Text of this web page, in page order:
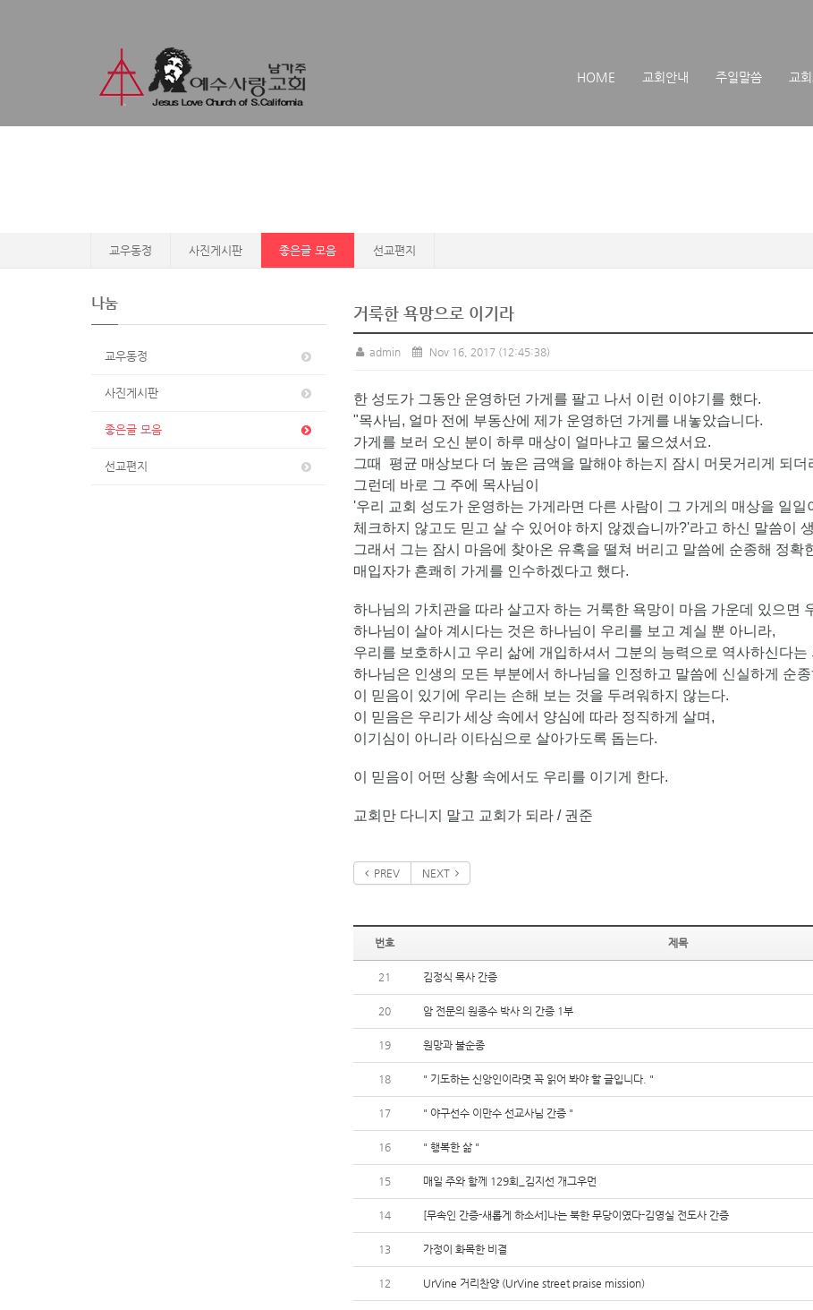
HOME 교회안내 주일말씀 교
교우동정 사진게시판 좋은글 모음 선교편지
나눔
교우동정
사진게시판
좋은글 모음
선교편지
거룩한 욕망으로 이기라
admin Nov 16, 2017 (12:45:38)
한 성도가 그동안 운영하던 가게를 팔고 나서 이런 이야기를 했다.
"목사님, 얼마 전에 부동산에 제가 운영하던 가게를 내놓았습니다.
가게를 보러 오신 분이 하루 매상이 얼마냐고 물으셨서요.
그때 평균 매상보다 더 높은 금액을 말해야 하는지 잠시 머뭇거리게 되더
그런데 바로 그 주에 목사님이
'우리 교회 성도가 운영하는 가게라면 다른 사람이 그 가게의 매상을 일일
체크하지 않고도 믿고 살 수 있어야 하지 않겠습니까?'라고 하신 말씀이
그래서 그는 잠시 마음에 찾아온 유혹을 떨쳐 버리고 말씀에 순종해 정확
매입자가 흔쾌히 가게를 인수하겠다고 했다.
하나님의 가치관을 따라 살고자 하는 거룩한 욕망이 마음 가운데 있으면
하나님이 살아 계시다는 것은 하나님이 우리를 보고 계실 뿐 아니라,
우리를 보호하시고 우리 삶에 개입하셔서 그분의 능력으로 역사하신다는
하나님은 인생의 모든 부분에서 하나님을 인정하고 말씀에 신실하게 순
이 믿음이 있기에 우리는 손해 보는 것을 두려워하지 않는다.
이 믿음은 우리가 세상 속에서 양심에 따라 정직하게 살며,
이기심이 아니라 이타심으로 살아가도록 돕는다.
이 믿음이 어떤 상황 속에서도 우리를 이기게 한다.
교회만 다니지 말고 교회가 되라 / 권준
PREV NEXT
번호 제목
21 김정식 목사 간증
20 암 전문의 원종수 박사 의 간증 1부
19 원망과 불순종
18 " 기도하는 신앙인이라몃 꼭 읽어 봐야 할 글입니다. "
17 " 야구선수 이만수 선교사님 간증 "
16 " 행복한 삶 "
15 매일 주와 함께 129회_김지선 개그우먼
14 [무속인 간증-새롭게 하소서]나는 북한 무당이였다-김영실 전도사 간증
13 가정이 화목한 비결
12 UrVine 거리찬양 (UrVine street praise mission)